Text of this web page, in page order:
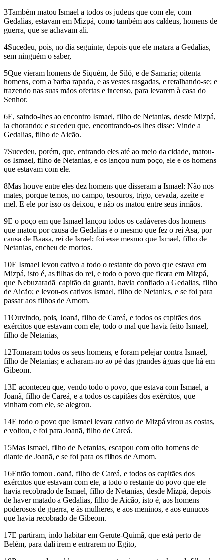
3Também matou Ismael a todos os judeus que com ele, com
Gedalias, estavam em Mizpá, como também aos caldeus, homens de
guerra, que se achavam ali.
4Sucedeu, pois, no dia seguinte, depois que ele matara a Gedalias,
sem ninguém o saber,
5Que vieram homens de Siquém, de Siló, e de Samaria; oitenta
homens, com a barba rapada, e as vestes rasgadas, e retalhando-se; e
trazendo nas suas mãos ofertas e incenso, para levarem à casa do
Senhor.
6E, saindo-lhes ao encontro Ismael, filho de Netanias, desde Mizpá,
ia chorando; e sucedeu que, encontrando-os lhes disse: Vinde a
Gedalias, filho de Aicão.
7Sucedeu, porém, que, entrando eles até ao meio da cidade, matou-
os Ismael, filho de Netanias, e os lançou num poço, ele e os homens
que estavam com ele.
8Mas houve entre eles dez homens que disseram a Ismael: Não nos
mates, porque temos, no campo, tesouros, trigo, cevada, azeite e
mel. E ele por isso os deixou, e não os matou entre seus irmãos.
9E o poço em que Ismael lançou todos os cadáveres dos homens
que matou por causa de Gedalias é o mesmo que fez o rei Asa, por
causa de Baasa, rei de Israel; foi esse mesmo que Ismael, filho de
Netanias, encheu de mortos.
10E Ismael levou cativo a todo o restante do povo que estava em
Mizpá, isto é, as filhas do rei, e todo o povo que ficara em Mizpá,
que Nebuzaradã, capitão da guarda, havia confiado a Gedalias, filho
de Aicão; e levou-os cativos Ismael, filho de Netanias, e se foi para
passar aos filhos de Amom.
11Ouvindo, pois, Joanã, filho de Careá, e todos os capitães dos
exércitos que estavam com ele, todo o mal que havia feito Ismael,
filho de Netanias,
12Tomaram todos os seus homens, e foram pelejar contra Ismael,
filho de Netanias; e acharam-no ao pé das grandes águas que há em
Gibeom.
13E aconteceu que, vendo todo o povo, que estava com Ismael, a
Joanã, filho de Careá, e a todos os capitães dos exércitos, que
vinham com ele, se alegrou.
14E todo o povo que Ismael levara cativo de Mizpá virou as costas,
e voltou, e foi para Joanã, filho de Careá.
15Mas Ismael, filho de Netanias, escapou com oito homens de
diante de Joanã, e se foi para os filhos de Amom.
16Então tomou Joanã, filho de Careá, e todos os capitães dos
exércitos que estavam com ele, a todo o restante do povo que ele
havia recobrado de Ismael, filho de Netanias, desde Mizpá, depois
de haver matado a Gedalias, filho de Aicão, isto é, aos homens
poderosos de guerra, e às mulheres, e aos meninos, e aos eunucos
que havia recobrado de Gibeom.
17E partiram, indo habitar em Gerute-Quimã, que está perto de
Belém, para dali irem e entrarem no Egito,